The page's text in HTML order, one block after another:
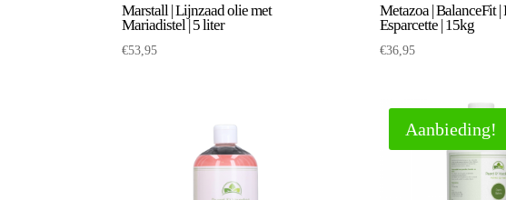
Marstall | Lijnzaad olie met
Mariadistel | 5 liter
€53,95
Metazoa | BalanceFit
Esparcette | 15kg
€36,95
Aanbieding!